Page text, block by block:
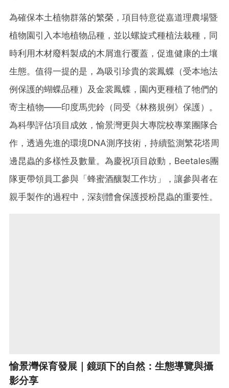
為確保本土植物群落的繁榮，項目特意從嘉道理農場暨
植物園引入本地植物品種，並以螺旋式種植法栽種，同
時利用木材廢料製成的木屑進行覆蓋，促進健康的土壤
生態。值得一提的是，為吸引珍貴的裳鳳蝶（受本地法
例保護的蝴蝶品種）及金裳鳳蝶，園內更種植了牠們的
寄主植物——印度馬兜鈴（同受《林務規例》保護）。
為科學評估項目成效，愉景灣更與大專院校專業團隊合
作，透過先進的環境DNA測序技術，持續監測繁花塔周
邊昆蟲的多樣性及數量。為慶祝項目啟動，Beetales團
隊更帶領員工參與「蜂蜜酒釀製工作坊」，讓參與者在
親手製作的過程中，深刻體會保護授粉昆蟲的重要性。
愉景灣保育發展｜鏡頭下的自然：生態導覽與攝
影分享